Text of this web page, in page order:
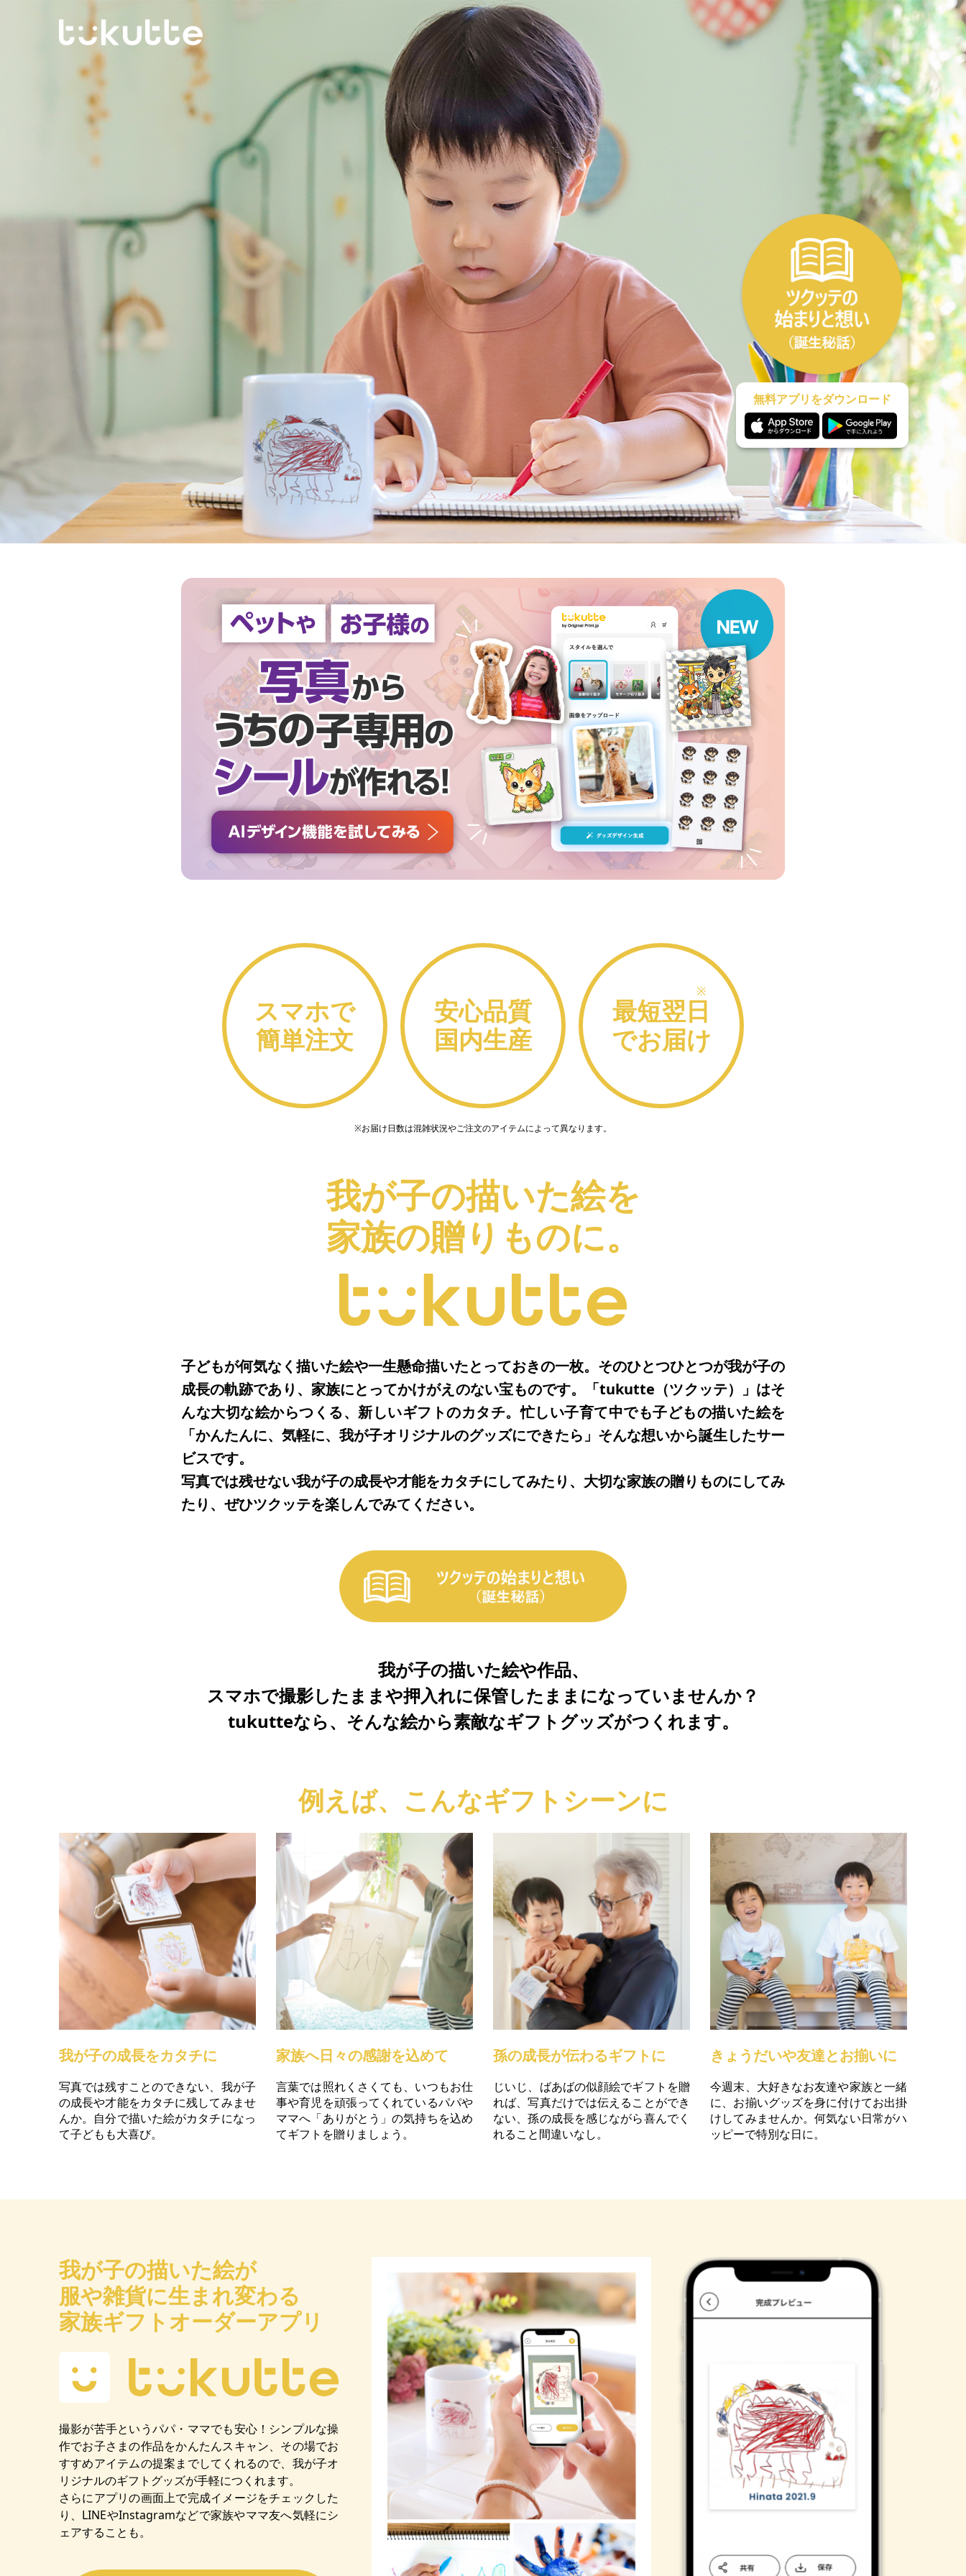
無料アプリをダウンロード
スマホで
簡単注文
安心品質
国内生産
※
最短翌日
でお届け
※お届け日数は混雑状況やご注文のアイテムによって異なります。
我が子の描いた絵を
家族の贈りものに。
子どもが何気なく描いた絵や一生懸命描いたとっておきの一枚。そのひとつひとつが我が子の
成長の軌跡であり、家族にとってかけがえのない宝ものです。「tukutte（ツクッテ）」はそ
んな大切な絵からつくる、新しいギフトのカタチ。忙しい子育て中でも子どもの描いた絵を
「かんたんに、気軽に、我が子オリジナルのグッズにできたら」そんな想いから誕生したサー
ビスです。
写真では残せない我が子の成長や才能をカタチにしてみたり、大切な家族の贈りものにしてみ
たり、ぜひツクッテを楽しんでみてください。
我が子の描いた絵や作品、
スマホで撮影したままや押入れに保管したままになっていませんか？
tukutteなら、そんな絵から素敵なギフトグッズがつくれます。
例えば、 こんなギフトシーンに
我が子の成長をカタチに
写真では残すことのできない、我が子
の成長や才能をカタチに残してみませ
んか。自分で描いた絵がカタチになっ
て子どもも大喜び。
家族へ日々の感謝を込めて
言葉では照れくさくても、いつもお仕
事や育児を頑張ってくれているパパや
ママへ「ありがとう」の気持ちを込め
てギフトを贈りましょう。
孫の成長が伝わるギフトに
じいじ、ばあばの似顔絵でギフトを贈
れば、写真だけでは伝えることができ
ない、孫の成長を感じながら喜んでく
れること間違いなし。
きょうだいや友達とお揃いに
今週末、大好きなお友達や家族と一緒
に、お揃いグッズを身に付けてお出掛
けしてみませんか。何気ない日常がハ
ッピーで特別な日に。
我が子の描いた絵が
服や雑貨に生まれ変わる
家族ギフトオーダーアプリ
撮影が苦手というパパ・ママでも安心！シンプルな操
作でお子さまの作品をかんたんスキャン、その場でお
すすめアイテムの提案までしてくれるので、我が子オ
リジナルのギフトグッズが手軽につくれます。
さらにアプリの画面上で完成イメージをチェックした
り、LINEやInstagramなどで家族やママ友へ気軽にシ
ェアすることも。